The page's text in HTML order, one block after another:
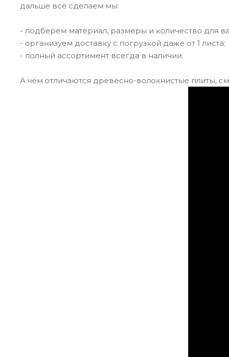
дальше всё сделаем мы:
- подберем материал, размеры и количество для
- организуем доставку с погрузкой даже от 1 листа;
- полный ассортимент всегда в наличии;
А чем отличаются древесно-волокнистые плиты,